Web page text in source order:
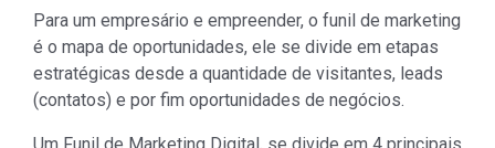
Para um empresário e empreender, o funil de marketing
é o mapa de oportunidades, ele se divide em etapas
estratégicas desde a quantidade de visitantes, leads
(contatos) e por fim oportunidades de negócios.